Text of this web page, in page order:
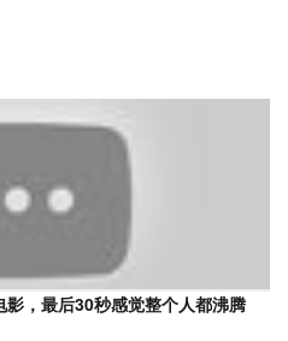
影，最后30秒感觉整个人都沸腾